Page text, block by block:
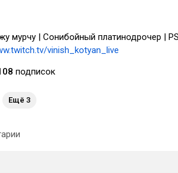
мурчу | Сонибойный платинодрочер |
vinish_kotyan_live
подписок
Ещё 3